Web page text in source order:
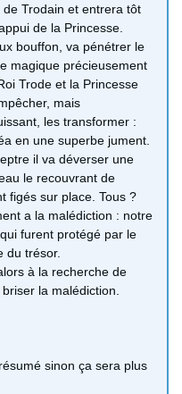
de Trodain et entrera tôt
de la Princesse.
bouffon, va pénétrer le
magique précieusement
Trode et la Princesse
mais
les transformer :
en une superbe jument.
il va déverser une
le recouvrant de
figés sur place. Tous ?
a la malédiction : notre
furent protégé par le
du trésor.
à la recherche de
la malédiction.
sinon ça sera plus